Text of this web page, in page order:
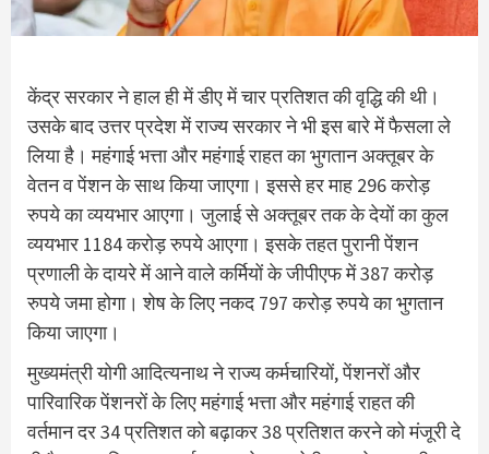
केंद्र सरकार ने हाल ही में डीए में चार प्रतिशत की वृद्धि की थी।
उसके बाद उत्तर प्रदेश में राज्य सरकार ने भी इस बारे में फैसला ले
लिया है। महंगाई भत्ता और महंगाई राहत का भुगतान अक्तूबर के
वेतन व पेंशन के साथ किया जाएगा। इससे हर माह 296 करोड़
रुपये का व्ययभार आएगा। जुलाई से अक्तूबर तक के देयों का कुल
व्ययभार 1184 करोड़ रुपये आएगा। इसके तहत पुरानी पेंशन
प्रणाली के दायरे में आने वाले कर्मियों के जीपीएफ में 387 करोड़
रुपये जमा होगा। शेष के लिए नकद 797 करोड़ रुपये का भुगतान
किया जाएगा।
मुख्यमंत्री योगी आदित्यनाथ ने राज्य कर्मचारियों, पेंशनरों और
पारिवारिक पेंशनरों के लिए महंगाई भत्ता और महंगाई राहत की
वर्तमान दर 34 प्रतिशत को बढ़ाकर 38 प्रतिशत करने को मंजूरी दे